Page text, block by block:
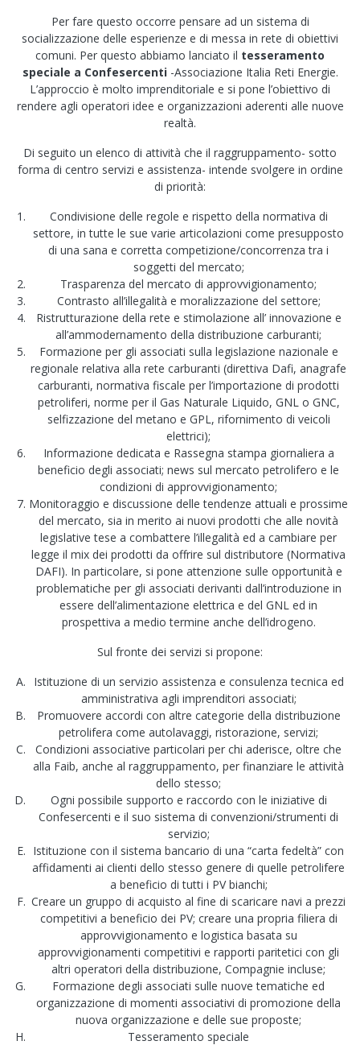
Per fare questo occorre pensare ad un sistema di
socializzazione delle esperienze e di messa in rete di obiettivi
comuni. Per questo abbiamo lanciato il tesseramento
speciale a Confesercenti -Associazione Italia Reti Energie.
L’approccio è molto imprenditoriale e si pone l’obiettivo di
rendere agli operatori idee e organizzazioni aderenti alle nuove
realtà.
Di seguito un elenco di attività che il raggruppamento- sotto
forma di centro servizi e assistenza- intende svolgere in ordine
di priorità:
Condivisione delle regole e rispetto della normativa di
settore, in tutte le sue varie articolazioni come presupposto
di una sana e corretta competizione/concorrenza tra i
soggetti del mercato;
Trasparenza del mercato di approvvigionamento;
Contrasto all’illegalità e moralizzazione del settore;
Ristrutturazione della rete e stimolazione all’ innovazione e
all’ammodernamento della distribuzione carburanti;
Formazione per gli associati sulla legislazione nazionale e
regionale relativa alla rete carburanti (direttiva Dafi, anagrafe
carburanti, normativa fiscale per l’importazione di prodotti
petroliferi, norme per il Gas Naturale Liquido, GNL o GNC,
selfizzazione del metano e GPL, rifornimento di veicoli
elettrici);
Informazione dedicata e Rassegna stampa giornaliera a
beneficio degli associati; news sul mercato petrolifero e le
condizioni di approvvigionamento;
Monitoraggio e discussione delle tendenze attuali e prossime
del mercato, sia in merito ai nuovi prodotti che alle novità
legislative tese a combattere l’illegalità ed a cambiare per
legge il mix dei prodotti da offrire sul distributore (Normativa
DAFI). In particolare, si pone attenzione sulle opportunità e
problematiche per gli associati derivanti dall’introduzione in
essere dell’alimentazione elettrica e del GNL ed in
prospettiva a medio termine anche dell’idrogeno.
Sul fronte dei servizi si propone:
Istituzione di un servizio assistenza e consulenza tecnica ed
amministrativa agli imprenditori associati;
Promuovere accordi con altre categorie della distribuzione
petrolifera come autolavaggi, ristorazione, servizi;
Condizioni associative particolari per chi aderisce, oltre che
alla Faib, anche al raggruppamento, per finanziare le attività
dello stesso;
Ogni possibile supporto e raccordo con le iniziative di
Confesercenti e il suo sistema di convenzioni/strumenti di
servizio;
Istituzione con il sistema bancario di una “carta fedeltà” con
affidamenti ai clienti dello stesso genere di quelle petrolifere
a beneficio di tutti i PV bianchi;
Creare un gruppo di acquisto al fine di scaricare navi a prezzi
competitivi a beneficio dei PV; creare una propria filiera di
approvvigionamento e logistica basata su
approvvigionamenti competitivi e rapporti paritetici con gli
altri operatori della distribuzione, Compagnie incluse;
Formazione degli associati sulle nuove tematiche ed
organizzazione di momenti associativi di promozione della
nuova organizzazione e delle sue proposte;
Tesseramento speciale